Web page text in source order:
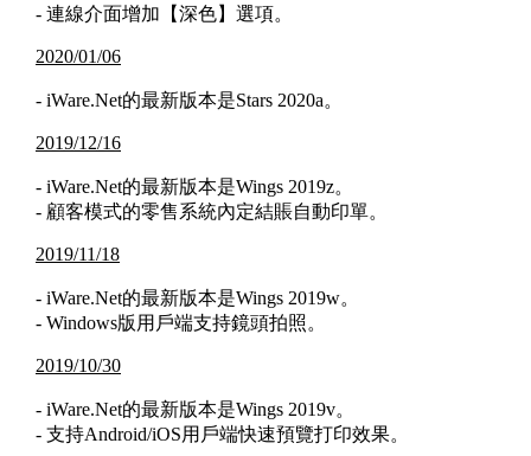
- 連線介面增加【深色】選項。
2020/01/06
- iWare.Net的最新版本是Stars 2020a。
2019/12/16
- iWare.Net的最新版本是Wings 2019z。
- 顧客模式的零售系統內定結賬自動印單。
2019/11/18
- iWare.Net的最新版本是Wings 2019w。
- Windows版用戶端支持鏡頭拍照。
2019/10/30
- iWare.Net的最新版本是Wings 2019v。
- 支持Android/iOS用戶端快速預覽打印效果。